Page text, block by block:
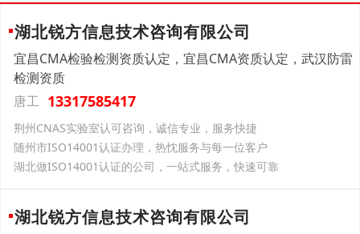
湖北锐方信息技术咨询有限公司
宜昌CMA检验检测资质认定，宜昌CMA资质认定，武汉防雷
检测资质
唐工 13317585417
荆州CNAS实验室认可咨询，诚信专业，服务快捷
随州市ISO14001认证办理，热忱服务与每一位客户
湖北做ISO14001认证的公司，一站式服务，快速可靠
湖北锐方信息技术咨询有限公司